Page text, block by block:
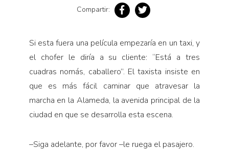
Libros usados
Literatura
Medioambiente
Narrativas visuales
Compartir:
Si esta fuera una película empezaría en un taxi, y
el chofer le diría a su cliente: “Está a tres
cuadras nomás, caballero”. El taxista insiste en
que es más fácil caminar que atravesar la
marcha en la Alameda, la avenida principal de la
ciudad en que se desarrolla esta escena.
–Siga adelante, por favor –le ruega el pasajero.